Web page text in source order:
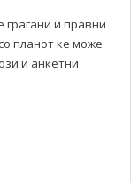
и правни
планот ке може
и анкетни